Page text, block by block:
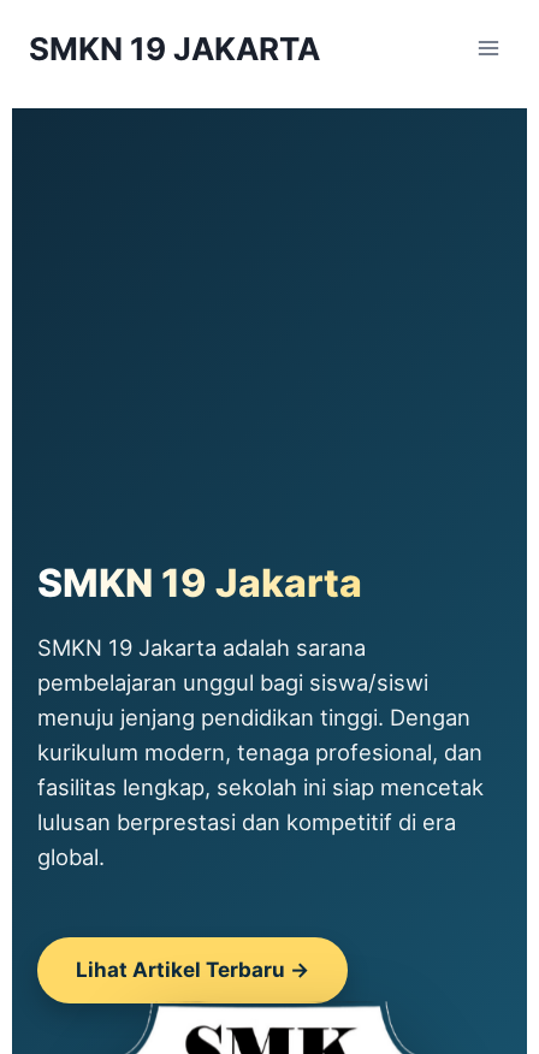
SMKN 19 JAKARTA
SMKN 19 Jakarta
SMKN 19 Jakarta adalah sarana
pembelajaran unggul bagi siswa/siswi
menuju jenjang pendidikan tinggi. Dengan
kurikulum modern, tenaga profesional, dan
fasilitas lengkap, sekolah ini siap mencetak
lulusan berprestasi dan kompetitif di era
global.
Lihat Artikel Terbaru →